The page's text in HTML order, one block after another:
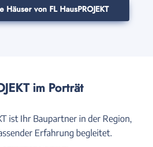
Häuser von FL HausPROJEKT
im Porträt
ist Ihr Baupartner in der Region,
Erfahrung begleitet.